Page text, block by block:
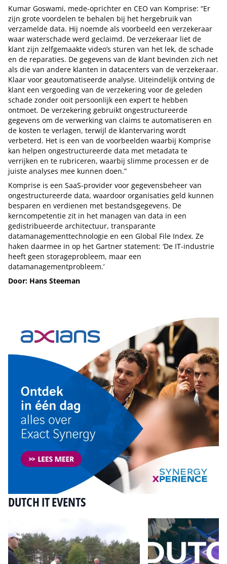
Kumar Goswami, mede-oprichter en CEO van Komprise: “Er
zijn grote voordelen te behalen bij het hergebruik van
verzamelde data. Hij noemde als voorbeeld een verzekeraar
waar waterschade werd geclaimd. De verzekeraar liet de
klant zijn zelfgemaakte video’s sturen van het lek, de schade
en de reparaties. De gegevens van de klant bevinden zich net
als die van andere klanten in datacenters van de verzekeraar.
Klaar voor geautomatiseerde analyse. Uiteindelijk ontving de
klant een vergoeding van de verzekering voor de geleden
schade zonder ooit persoonlijk een expert te hebben
ontmoet. De verzekering gebruikt ongestructureerde
gegevens om de verwerking van claims te automatiseren en
de kosten te verlagen, terwijl de klantervaring wordt
verbeterd. Het is een van de voorbeelden waarbij Komprise
kan helpen ongestructureerde data met metadata te
verrijken en te rubriceren, waarbij slimme processen er de
juiste analyses mee kunnen doen.”
Komprise is een SaaS-provider voor gegevensbeheer van
ongestructureerde data, waardoor organisaties geld kunnen
besparen en verdienen met bestandsgegevens. De
kerncompetentie zit in het managen van data in een
gedistribueerde architectuur, transparante
datamanagementtechnologie en een Global File Index. Ze
haken daarmee in op het Gartner statement: ‘De IT-industrie
heeft geen storageprobleem, maar een
datamanagementprobleem.’
Door: Hans Steeman
DUTCH IT EVENTS